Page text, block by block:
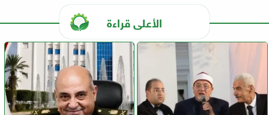
الأعلى قراءة